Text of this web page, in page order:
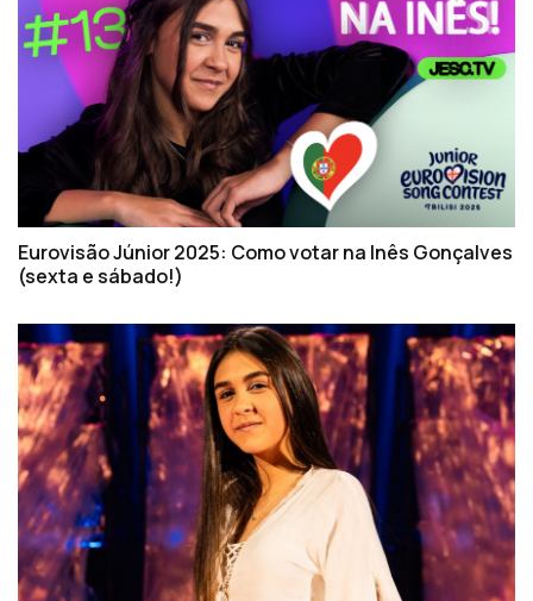
Eurovisão Júnior 2025: Como votar na Inês Gonçalves
(sexta e sábado!)